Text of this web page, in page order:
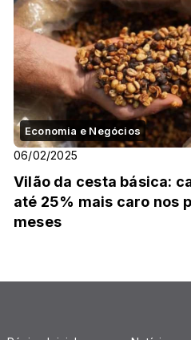
Economia e Negócios
06/02/2025
Vilão da cesta básica:
até 25% mais caro nos
meses